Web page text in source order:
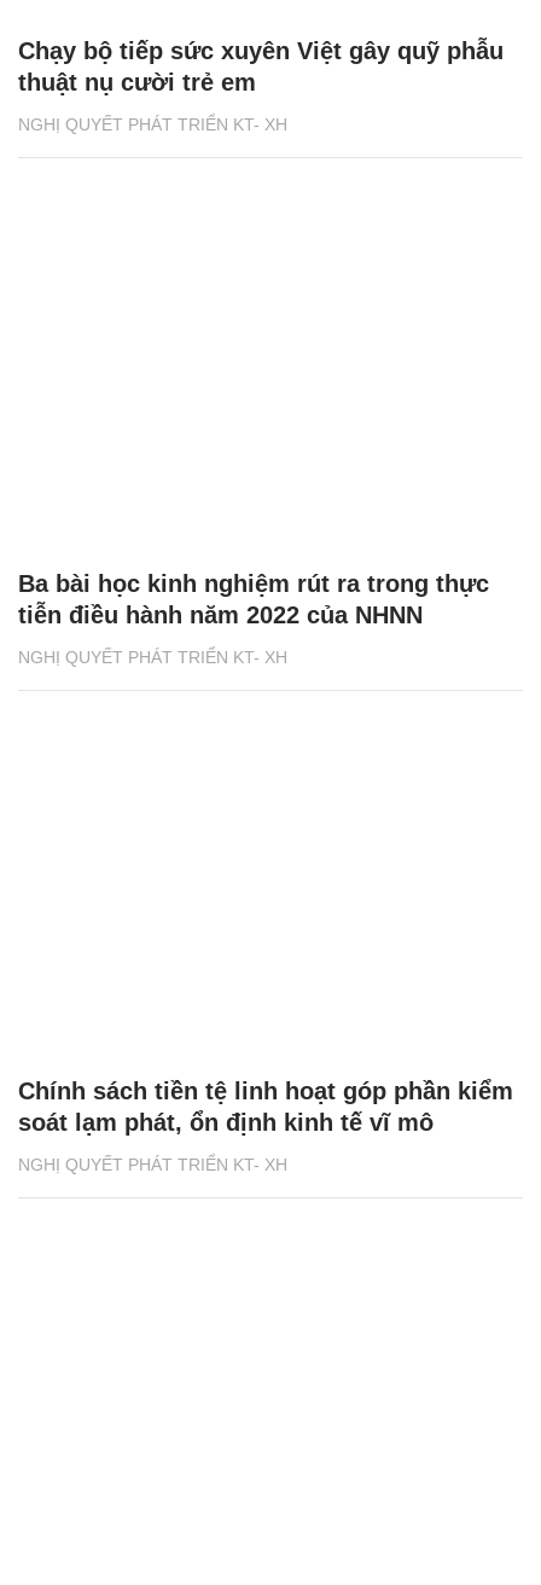
NGHỊ QUYẾT PHÁT TRIỂN KT- XH
Chạy bộ tiếp sức xuyên Việt gây quỹ phẫu
thuật nụ cười trẻ em
NGHỊ QUYẾT PHÁT TRIỂN KT- XH
Ba bài học kinh nghiệm rút ra trong thực
tiễn điều hành năm 2022 của NHNN
NGHỊ QUYẾT PHÁT TRIỂN KT- XH
Chính sách tiền tệ linh hoạt góp phần kiểm
soát lạm phát, ổn định kinh tế vĩ mô